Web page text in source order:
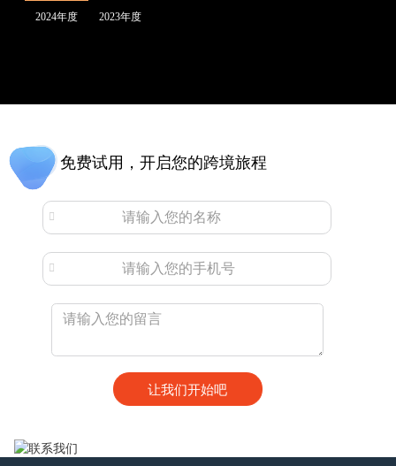
2024年度 2023年度
免费试用，开启您的跨境旅程